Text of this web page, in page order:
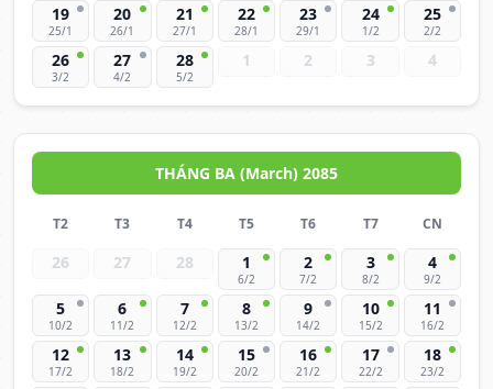
19
25/1
20
26/1
21
27/1
22
28/1
23
29/1
24
1/2
25
2/2
26
3/2
27
4/2
28
5/2
1 2 3 4
THÁNG BA (March) 2085
T2 T3 T4 T5 T6 T7 CN
26 27 28 1
6/2
2
7/2
3
8/2
4
9/2
5
10/2
6
11/2
7
12/2
8
13/2
9
14/2
10
15/2
11
16/2
12
17/2
13
18/2
14
19/2
15
20/2
16
21/2
17
22/2
18
23/2